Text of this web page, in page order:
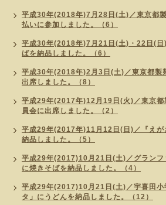
平成30年(2018年)7月28日(土)／東京都
払いに参加しました。（6）
平成30年(2018年)7月21日(土)・22日(日
ばを納品しました。（6）
平成30年(2018年)2月3日(土)／東京都製
出席しました。（8）
平成29年(2017年)12月19日(火)／東京都
員会に出席しました。（2）
平成29年(2017年)11月12日(日)／『えが
納品しました。（5）
平成29年(2017)10月21日(土)／グランフ
に焼きそばを納品しました。（4）
平成29年(2017)10月21日(土)／宇喜田小
タ」にうどんを納品しました。（12）